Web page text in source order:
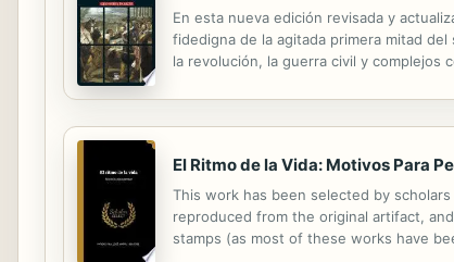
En esta nueva edición revisada y
fidedigna de la agitada primera mitad
la revolución, la guerra civil y complejos
El Ritmo de la Vida: Motivos Para
This work has been selected by
reproduced from the original artifact,
stamps (as most of these works have